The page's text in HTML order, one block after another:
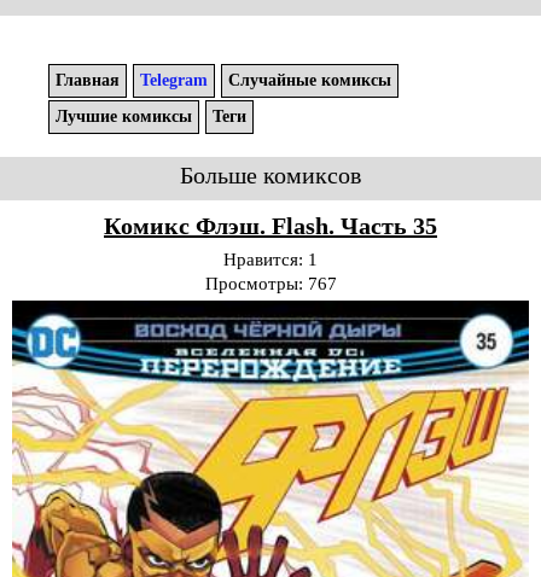
Главная Telegram
Случайные комиксы
Лучшие комиксы
Теги
Больше комиксов
Комикс Флэш. Flash. Часть 35
Нравится: 1
Просмотры: 767